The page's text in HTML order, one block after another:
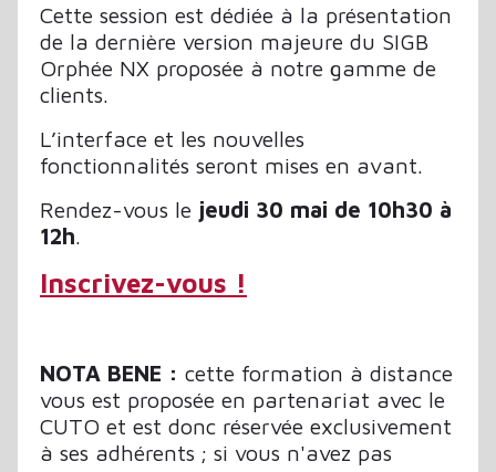
Cette session est dédiée à la présentation
de la dernière version majeure du SIGB
Orphée NX proposée à notre gamme de
clients.
L’interface et les nouvelles
fonctionnalités seront mises en avant.
Rendez-vous le jeudi 30 mai de 10h30 à
12h.
Inscrivez-vous !
NOTA BENE : cette formation à distance
vous est proposée en partenariat avec le
CUTO et est donc réservée exclusivement
à ses adhérents ; si vous n'avez pas